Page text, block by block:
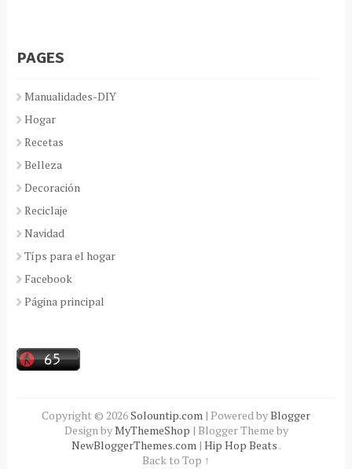
PAGES
Manualidades-DIY
Hogar
Recetas
Belleza
Decoración
Reciclaje
Navidad
Típs para el hogar
Facebook
Página principal
Copyright ©2026Solountip.com | Powered byBlogger
Design byMyThemeShop | Blogger Theme by
NewBloggerThemes.com | Hip Hop Beats .
Back to Top ↑